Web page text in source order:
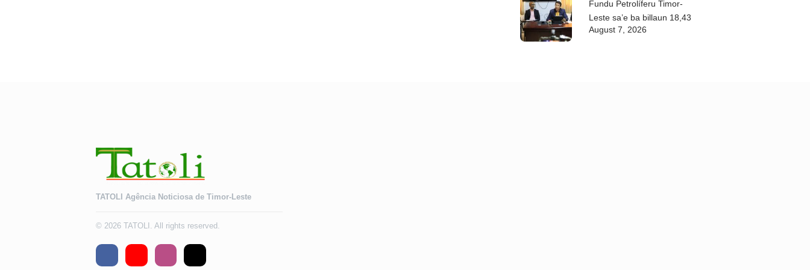
Fundu Petrolíferu Timor-
Leste sa’e ba billaun 18,43
August 7, 2026
TATOLI Agência Noticiosa de Timor-Leste
© 2026 TATOLI. All rights reserved.